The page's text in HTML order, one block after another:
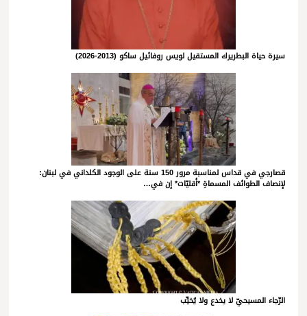
سيرة حياة البطريرك المستقيل لويس روفائيل ساكو (2013-2026)
قصارجي في قداس لمناسبة مرور 150 سنة على الوجود الكلداني في لبنان:
لإنصاف الطوائف المسماةِ *أقليّات* إن في…
الرّجاء المسيحيّ لا يخدع ولا يُخيِّب